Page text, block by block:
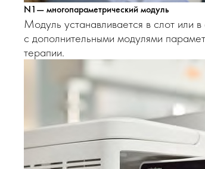
N1— многопараметрический модуль
Модуль устанавливается в слот или
с дополнительными модулями
терапии.